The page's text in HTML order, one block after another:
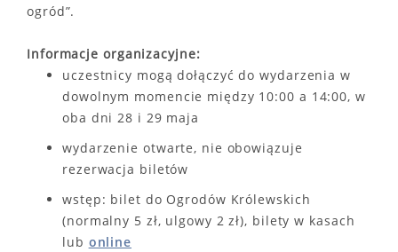
ogród”.
Informacje organizacyjne:
uczestnicy mogą dołączyć do wydarzenia w
dowolnym momencie między 10:00 a 14:00, w
oba dni 28 i 29 maja
wydarzenie otwarte, nie obowiązuje
rezerwacja biletów
wstęp: bilet do Ogrodów Królewskich
(normalny 5 zł, ulgowy 2 zł), bilety w kasach
lub online